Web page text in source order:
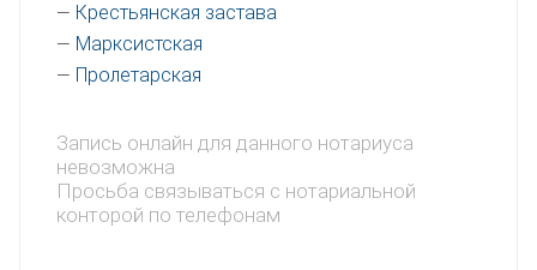
— Крестьянская застава
— Марксистская
— Пролетарская
Запись онлайн для данного нотариуса
невозможна
Просьба связываться с нотариальной
конторой по телефонам